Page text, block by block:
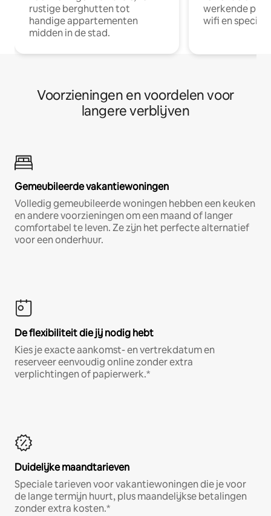
rustige berghutten tot
handige appartementen
midden in de stad.
werkende
wifi en
Voorzieningen en voordelen voor
langere verblijven
Gemeubileerde vakantiewoningen
Volledig gemeubileerde woningen hebben een keuken
en andere voorzieningen om een maand of langer
comfortabel te leven. Ze zijn het perfecte alternatief
voor een onderhuur.
De flexibiliteit die jij nodig hebt
Kies je exacte aankomst- en vertrekdatum en
reserveer eenvoudig online zonder extra
verplichtingen of papierwerk.*
Duidelijke maandtarieven
Speciale tarieven voor vakantiewoningen die je voor
de lange termijn huurt, plus maandelijkse betalingen
zonder extra kosten.*